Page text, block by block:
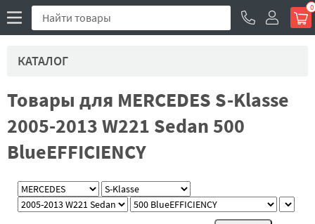
0
КАТАЛОГ
Товары для MERCEDES S-Klasse
2005-2013 W221 Sedan 500
BlueEFFICIENCY